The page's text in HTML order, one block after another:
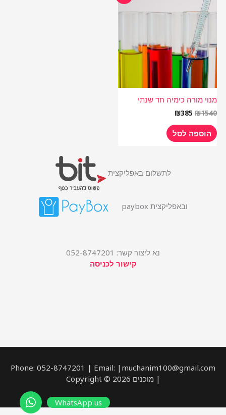
מנוי מורה כימיה חד שנתי
₪1540
היה:
₪385
הוספה לסל
לתשלום באפליקצית
ובאפליקצית paybox
נא ליצור קשר: 052-8747201
קישור לכניסה
Phone: 052-8747201 | Email: |muchanim100@gmail.com
| מוכנים Copyright © 2026
WhatsApp us